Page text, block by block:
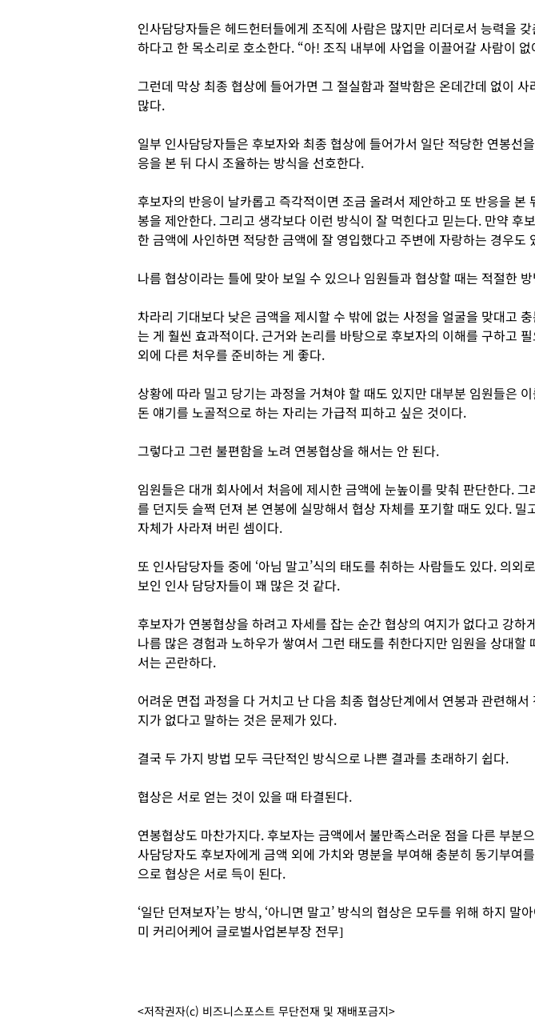
인사담당자들은 헤드헌터들에게 조직에 사람은 많지만 리더로서 능력을
하다고 한 목소리로 호소한다. “아! 조직 내부에 사업을 이끌어갈 사람이 없
그런데 막상 최종 협상에 들어가면 그 절실함과 절박함은 온데간데 없이 사
많다.
일부 인사담당자들은 후보자와 최종 협상에 들어가서 일단 적당한 연봉선
응을 본 뒤 다시 조율하는 방식을 선호한다.
후보자의 반응이 날카롭고 즉각적이면 조금 올려서 제안하고 또 반응을 본
봉을 제안한다. 그리고 생각보다 이런 방식이 잘 먹힌다고 믿는다. 만약 후
한 금액에 사인하면 적당한 금액에 잘 영입했다고 주변에 자랑하는 경우도
나름 협상이라는 틀에 맞아 보일 수 있으나 임원들과 협상할 때는 적절한
차라리 기대보다 낮은 금액을 제시할 수 밖에 없는 사정을 얼굴을 맞대고
는 게 훨씬 효과적이다. 근거와 논리를 바탕으로 후보자의 이해를 구하고
외에 다른 처우를 준비하는 게 좋다.
상황에 따라 밀고 당기는 과정을 거쳐야 할 때도 있지만 대부분 임원들은
돈 얘기를 노골적으로 하는 자리는 가급적 피하고 싶은 것이다.
그렇다고 그런 불편함을 노려 연봉협상을 해서는 안 된다.
임원들은 대개 회사에서 처음에 제시한 금액에 눈높이를 맞춰 판단한다. 그
를 던지듯 슬쩍 던져 본 연봉에 실망해서 협상 자체를 포기할 때도 있다. 밀
자체가 사라져 버린 셈이다.
또 인사담당자들 중에 ‘아님 말고’식의 태도를 취하는 사람들도 있다. 의외
보인 인사 담당자들이 꽤 많은 것 같다.
후보자가 연봉협상을 하려고 자세를 잡는 순간 협상의 여지가 없다고 강하
나름 많은 경험과 노하우가 쌓여서 그런 태도를 취한다지만 임원을 상대할
서는 곤란하다.
어려운 면접 과정을 다 거치고 난 다음 최종 협상단계에서 연봉과 관련해서
지가 없다고 말하는 것은 문제가 있다.
결국 두 가지 방법 모두 극단적인 방식으로 나쁜 결과를 초래하기 쉽다.
협상은 서로 얻는 것이 있을 때 타결된다.
연봉협상도 마찬가지다. 후보자는 금액에서 불만족스러운 점을 다른 부분
사담당자도 후보자에게 금액 외에 가치와 명분을 부여해 충분히 동기부여
으로 협상은 서로 득이 된다.
‘일단 던져보자’는 방식, ‘아니면 말고’ 방식의 협상은 모두를 위해 하지 말
미 커리어케어 글로벌사업본부장 전무]
<저작권자(c) 비즈니스포스트 무단전재 및 재배포금지>